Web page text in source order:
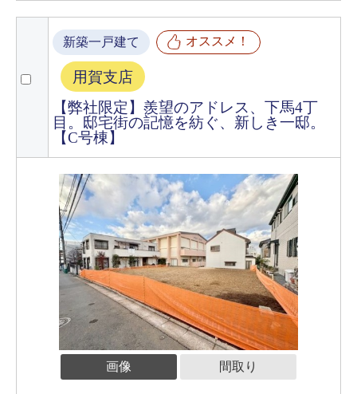
新築一戸建て オススメ！
用賀支店
【弊社限定】羨望のアドレス、下馬4丁
目。邸宅街の記憶を紡ぐ、新しき一邸。
【C号棟】
画像 間取り